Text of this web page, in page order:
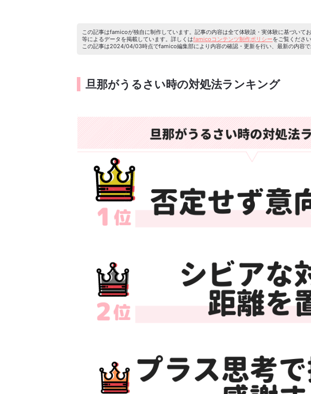
この記事はfamicoが独自に制作しています。記事の内容は全て体験談・実体験に基づいて
等によるデータを掲載しています。詳しくはfamicoコンテンツ制作ポリシーをご覧ください
この記事は2024/04/03時点でfamico編集部により内容の確認・更新を行い、最新の内容で
旦那がうるさい時の対処法ランキング